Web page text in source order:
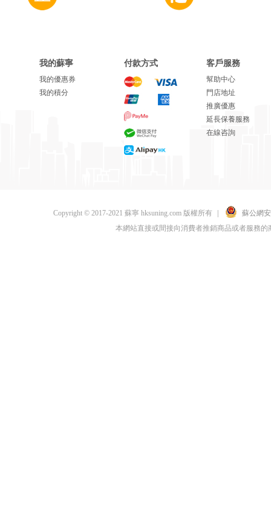
我的蘇寧
我的優惠券
我的積分
付款方式 客戶服務
幫助中心
門店地址
推廣優惠
延長保養服務
在線咨詢
Copyright © 2017-2021 蘇寧 hksuning.com 版權所有
蘇公網
本網站直接或間接向消費者推銷商品或者服務